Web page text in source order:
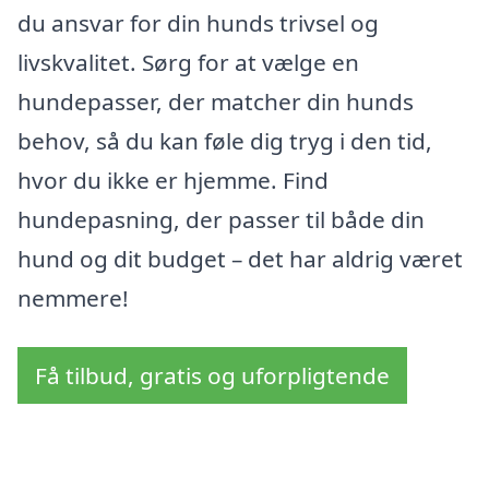
du ansvar for din hunds trivsel og
livskvalitet. Sørg for at vælge en
hundepasser, der matcher din hunds
behov, så du kan føle dig tryg i den tid,
hvor du ikke er hjemme. Find
hundepasning, der passer til både din
hund og dit budget – det har aldrig været
nemmere!
Få tilbud, gratis og uforpligtende